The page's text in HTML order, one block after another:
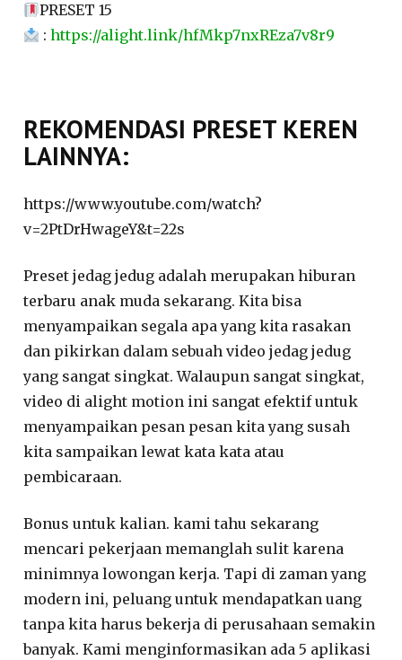
PRESET 15
:https://alight.link/hfMkp7nxREza7v8r9
REKOMENDASI PRESET KEREN
LAINNYA:
https://www.youtube.com/watch?
v=2PtDrHwageY&t=22s
Preset jedag jedug adalah merupakan hiburan
terbaru anak muda sekarang. Kita bisa
menyampaikan segala apa yang kita rasakan
dan pikirkan dalam sebuah video jedag jedug
yang sangat singkat. Walaupun sangat singkat,
video di alight motion ini sangat efektif untuk
menyampaikan pesan pesan kita yang susah
kita sampaikan lewat kata kata atau
pembicaraan.
Bonus untuk kalian. kami tahu sekarang
mencari pekerjaan memanglah sulit karena
minimnya lowongan kerja. Tapi di zaman yang
modern ini, peluang untuk mendapatkan uang
tanpa kita harus bekerja di perusahaan semakin
banyak. Kami menginformasikan ada 5 aplikasi